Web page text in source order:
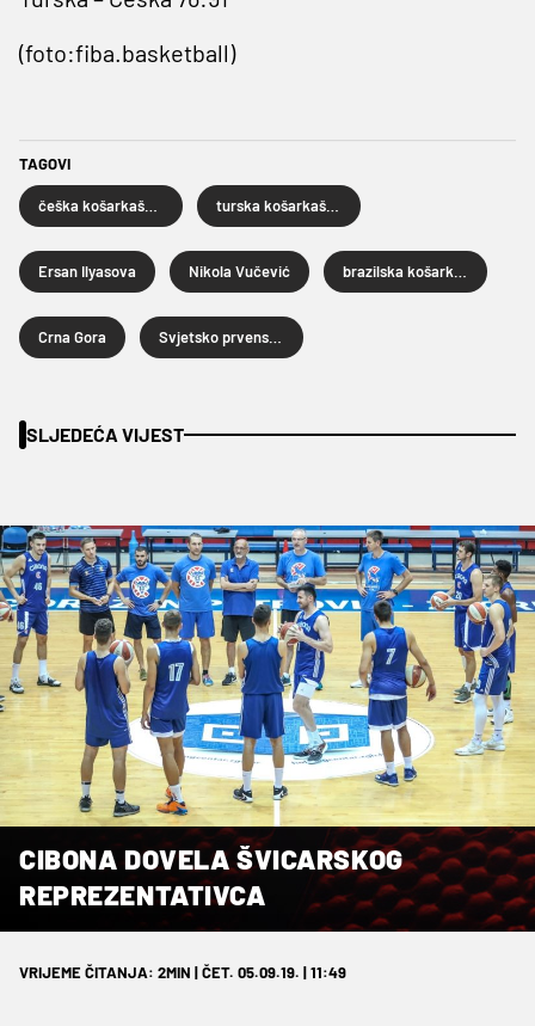
(foto:fiba.basketball)
TAGOVI
Ersan Ilyasova Nikola Vučević
Crna Gora
SLJEDEĆA VIJEST
CIBONA DOVELA ŠVICARSKOG
REPREZENTATIVCA
VRIJEME ČITANJA: 2MIN | ČET. 05.09.19. | 11:49